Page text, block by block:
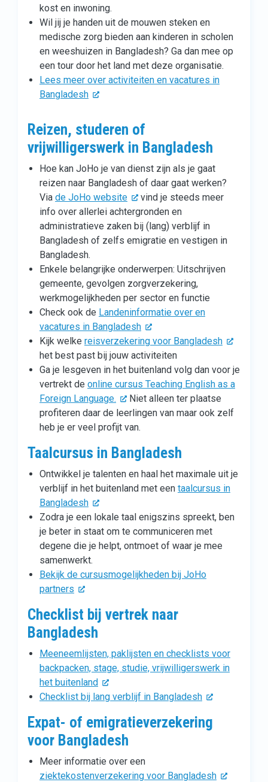
kost en inwoning.
Wil jij je handen uit de mouwen steken en
medische zorg bieden aan kinderen in scholen
en weeshuizen in Bangladesh? Ga dan mee op
een tour door het land met deze organisatie.
Lees meer over activiteiten en vacatures in
Bangladesh
Reizen, studeren of
vrijwilligerswerk in Bangladesh
Hoe kan JoHo je van dienst zijn als je gaat
reizen naar Bangladesh of daar gaat werken?
Via de JoHo website
vind je steeds meer
info over allerlei achtergronden en
administratieve zaken bij (lang) verblijf in
Bangladesh of zelfs emigratie en vestigen in
Bangladesh.
Enkele belangrijke onderwerpen: Uitschrijven
gemeente, gevolgen zorgverzekering,
werkmogelijkheden per sector en functie
Check ook de Landeninformatie over en
vacatures in Bangladesh
Kijk welke reisverzekering voor Bangladesh
het best past bij jouw activiteiten
Ga je lesgeven in het buitenland volg dan voor je
vertrekt de online cursus Teaching English as a
Foreign Language.
Niet alleen ter plaatse
profiteren daar de leerlingen van maar ook zelf
heb je er veel profijt van.
Taalcursus in Bangladesh
Ontwikkel je talenten en haal het maximale uit je
verblijf in het buitenland met een taalcursus in
Bangladesh
Zodra je een lokale taal enigszins spreekt, ben
je beter in staat om te communiceren met
degene die je helpt, ontmoet of waar je mee
samenwerkt.
Bekijk de cursusmogelijkheden bij JoHo
partners
Checklist bij vertrek naar
Bangladesh
Meeneemlijsten, paklijsten en checklists voor
backpacken, stage, studie, vrijwilligerswerk in
het buitenland
Checklist bij lang verblijf in Bangladesh
Expat- of emigratieverzekering
voor Bangladesh
Meer informatie over een
ziektekostenverzekering voor Bangladesh